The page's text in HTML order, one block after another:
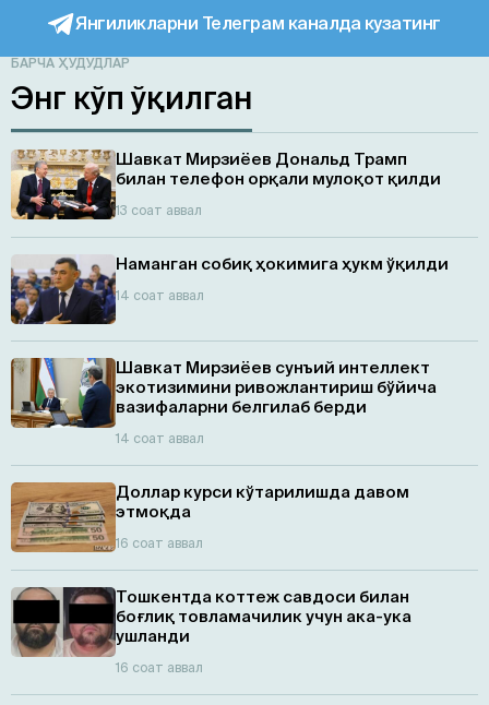
Янгиликларни Телеграм каналда кузатинг
БАРЧА ҲУДУДЛАР
Энг кўп ўқилган
Шавкат Мирзиёев Дональд Трамп
билан телефон орқали мулоқот қилди
13 соат аввал
Наманган собиқ ҳокимига ҳукм ўқилди
14 соат аввал
Шавкат Мирзиёев сунъий интеллект
экотизимини ривожлантириш бўйича
вазифаларни белгилаб берди
14 соат аввал
Доллар курси кўтарилишда давом
этмоқда
16 соат аввал
Тошкентда коттеж савдоси билан
боғлиқ товламачилик учун ака-ука
ушланди
16 соат аввал